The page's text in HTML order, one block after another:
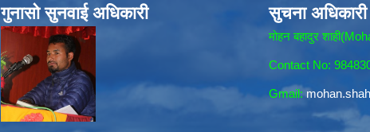
गुनासो सुनवाई अधिकारी सुचना अधिकारी
मोहन बहादुर
Contact No:
Gmail: